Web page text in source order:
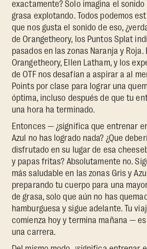
exactamente? Solo imagina el
grasa explotando. Todos podemos
que nos gusta el sonido de eso,
de Orangetheory, los Puntos Splat
pasados en las zonas Naranja y
Orangetheory, Ellen Latham, y los
de OTF nos desafían a aspirar a al
Points por clase para lograr una
óptima, incluso después de que tu
una hora ha terminado.
Entonces — ¿significa que entrenar
Azul no has logrado nada? ¿Que
disfrutado en su lugar de esa
y papas fritas? Absolutamente no.
más saludable en las zonas Gris y
preparando tu cuerpo para una
de grasa, solo que aún no has
hamburguesa y sigue adelante. Tu
comienza hoy y termina mañana —
una carrera.